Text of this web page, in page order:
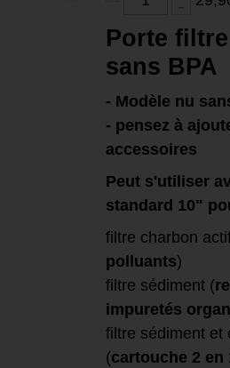
Porte
sans BPA
- Modèle nu
- pensez à
accessoires
Peut s'utiliser
standard 10"
filtre charbon
polluants)
filtre sédiment (
impuretés
filtre sédiment et
(cartouche 2 en